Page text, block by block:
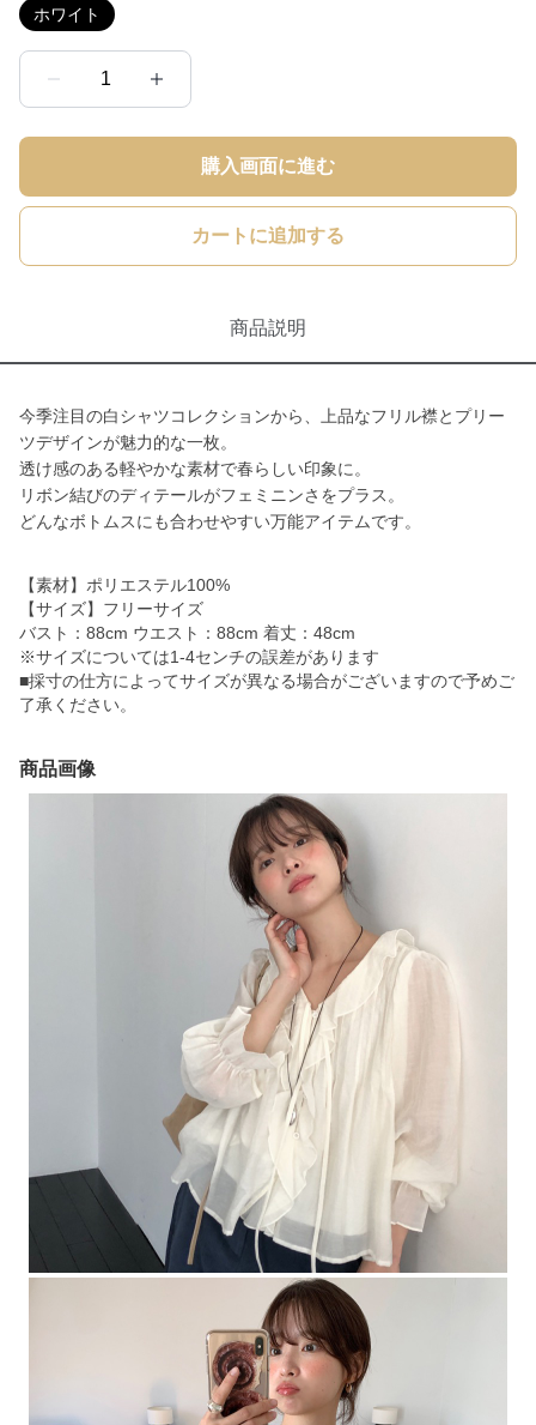
ホワイト
1
購入画面に進む
カートに追加する
商品説明
今季注目の白シャツコレクションから、上品なフリル襟とプリー
ツデザインが魅力的な一枚。
透け感のある軽やかな素材で春らしい印象に。
リボン結びのディテールがフェミニンさをプラス。
どんなボトムスにも合わせやすい万能アイテムです。
【素材】ポリエステル100%
【サイズ】フリーサイズ
バスト：88cm ウエスト：88cm 着丈：48cm
※サイズについては1-4センチの誤差があります
■採寸の仕方によってサイズが異なる場合がございますので予めご
了承ください。
商品画像